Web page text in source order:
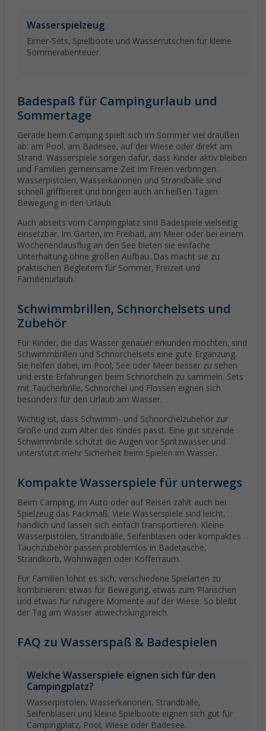
Wasserspielzeug
Eimer-Sets, Spielboote und Wasserrutschen für kleine
Sommerabenteuer.
Badespaß für Campingurlaub und
Sommertage
Gerade beim Camping spielt sich im Sommer viel draußen
ab: am Pool, am Badesee, auf der Wiese oder direkt am
Strand. Wasserspiele sorgen dafür, dass Kinder aktiv bleiben
und Familien gemeinsame Zeit im Freien verbringen.
Wasserpistolen, Wasserkanonen und Strandbälle sind
schnell griffbereit und bringen auch an heißen Tagen
Bewegung in den Urlaub.
Auch abseits vom Campingplatz sind Badespiele vielseitig
einsetzbar. Im Garten, im Freibad, am Meer oder bei einem
Wochenendausflug an den See bieten sie einfache
Unterhaltung ohne großen Aufbau. Das macht sie zu
praktischen Begleitern für Sommer, Freizeit und
Familienurlaub.
Schwimmbrillen, Schnorchelsets und
Zubehör
Für Kinder, die das Wasser genauer erkunden möchten, sind
Schwimmbrillen und Schnorchelsets eine gute Ergänzung.
Sie helfen dabei, im Pool, See oder Meer besser zu sehen
und erste Erfahrungen beim Schnorcheln zu sammeln. Sets
mit Taucherbrille, Schnorchel und Flossen eignen sich
besonders für den Urlaub am Wasser.
Wichtig ist, dass Schwimm- und Schnorchelzubehör zur
Größe und zum Alter des Kindes passt. Eine gut sitzende
Schwimmbrille schützt die Augen vor Spritzwasser und
unterstützt mehr Sicherheit beim Spielen im Wasser.
Kompakte Wasserspiele für unterwegs
Beim Camping, im Auto oder auf Reisen zählt auch bei
Spielzeug das Packmaß. Viele Wasserspiele sind leicht,
handlich und lassen sich einfach transportieren. Kleine
Wasserpistolen, Strandbälle, Seifenblasen oder kompaktes
Tauchzubehör passen problemlos in Badetasche,
Strandkorb, Wohnwagen oder Kofferraum.
Für Familien lohnt es sich, verschiedene Spielarten zu
kombinieren: etwas für Bewegung, etwas zum Planschen
und etwas für ruhigere Momente auf der Wiese. So bleibt
der Tag am Wasser abwechslungsreich.
FAQ zu Wasserspaß & Badespielen
Welche Wasserspiele eignen sich für den
Campingplatz?
Wasserpistolen, Wasserkanonen, Strandbälle,
Seifenblasen und kleine Spielboote eignen sich gut für
Campingplatz, Pool, Wiese oder Badesee.